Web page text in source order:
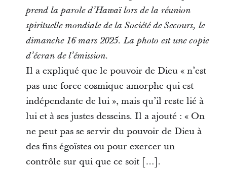
prend la parole d’Hawaï lors de la réunion
spirituelle mondiale de la Société de Secours, le
dimanche 16 mars 2025. La photo est une copie
d’écran de l’émission.
Il a expliqué que le pouvoir de Dieu « n’est
pas une force cosmique amorphe qui est
indépendante de lui », mais qu’il reste lié à
lui et à ses justes desseins. Il a ajouté : « On
ne peut pas se servir du pouvoir de Dieu à
des fins égoïstes ou pour exercer un
contrôle sur qui que ce soit […].